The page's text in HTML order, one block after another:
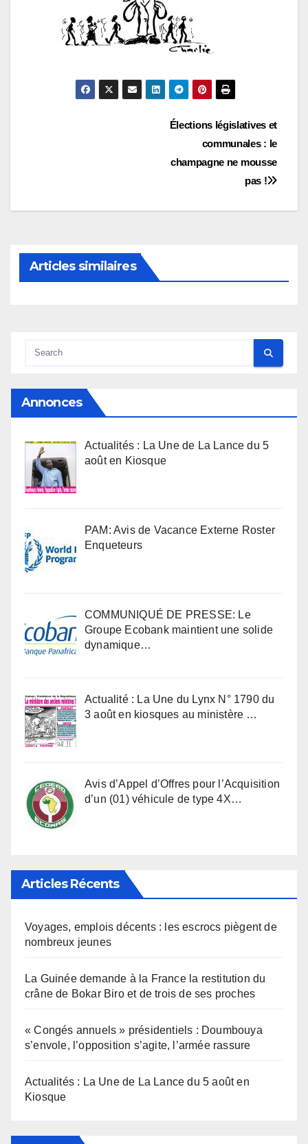
Élections législatives et
communales : le
champagne ne mousse
pas !
Articles similaires
Annonces
Actualités : La Une de La Lance du 5
août en Kiosque
PAM: Avis de Vacance Externe Roster
Enqueteurs
COMMUNIQUÉ DE PRESSE: Le
Groupe Ecobank maintient une solide
dynamique…
Actualité : La Une du Lynx N° 1790 du
3 août en kiosques au ministère …
Avis d’Appel d’Offres pour l’Acquisition
d’un (01) véhicule de type 4X…
Articles Récents
Voyages, emplois décents : les escrocs piègent de
nombreux jeunes
La Guinée demande à la France la restitution du
crâne de Bokar Biro et de trois de ses proches
« Congés annuels » présidentiels : Doumbouya
s’envole, l’opposition s’agite, l’armée rassure
Actualités : La Une de La Lance du 5 août en
Kiosque